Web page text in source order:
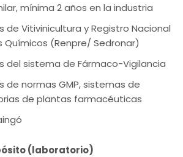
mínima 2 años en la industria
de Vitivinicultura y Registro Nacional
Químicos (Renpre/ Sedronar)
del sistema de Fármaco-Vigilancia
de normas GMP, sistemas de
de plantas farmacéuticas
(laboratorio)